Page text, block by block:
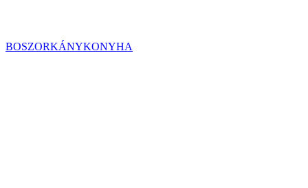
BOSZORKÁNYKONYHA